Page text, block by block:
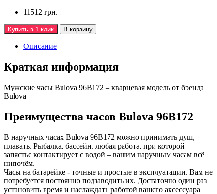
11512 грн.
Купить в 1 клик В корзину
Описание
Краткая информация
Мужские часы Bulova 96B172 – кварцевая модель от бренда
Bulova
Преимущества часов Bulova 96B172
В наручных часах Bulova 96B172 можно принимать душ,
плавать. Рыбалка, бассейн, любая работа, при которой
запястье контактирует с водой – вашим наручным часам всё
нипочём.
Часы на батарейке - точные и простые в эксплуатации. Вам не
потребуется постоянно подзаводить их. Достаточно один раз
установить время и наслаждать работой вашего аксессуара.